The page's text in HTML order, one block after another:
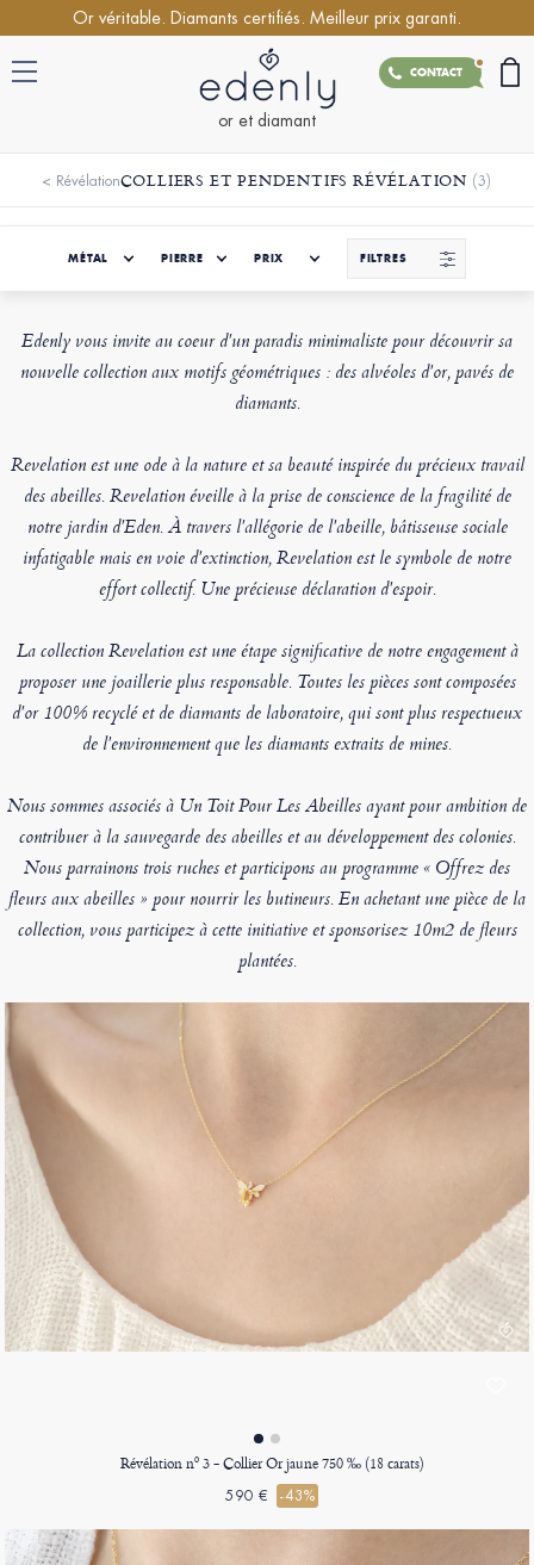
Or véritable. Diamants certifiés. Meilleur prix garanti.
CONTACT
or et diamant
< RévélationCOLLIERS ET PENDENTIFS RÉVÉLATION (3)
MÉTAL PIERRE PRIX FILTRES
Edenly vous invite au coeur d'un paradis minimaliste pour découvrir sa
nouvelle collection aux motifs géométriques : des alvéoles d'or, pavés de
diamants.
Revelation est une ode à la nature et sa beauté inspirée du précieux travail
des abeilles. Revelation éveille à la prise de conscience de la fragilité de
notre jardin d'Eden. À travers l'allégorie de l'abeille, bâtisseuse sociale
infatigable mais en voie d'extinction, Revelation est le symbole de notre
effort collectif. Une précieuse déclaration d'espoir.
La collection Revelation est une étape significative de notre engagement à
proposer une joaillerie plus responsable. Toutes les pièces sont composées
d'or 100% recyclé et de diamants de laboratoire, qui sont plus respectueux
de l'environnement que les diamants extraits de mines.
Nous sommes associés à Un Toit Pour Les Abeilles ayant pour ambition de
contribuer à la sauvegarde des abeilles et au développement des colonies.
Nous parrainons trois ruches et participons au programme « Offrez des
fleurs aux abeilles » pour nourrir les butineurs. En achetant une pièce de la
collection, vous participez à cette initiative et sponsorisez 10m2 de fleurs
plantées.
Révélation nº 3 - Collier Or jaune 750 ‰ (18 carats)
590 € -43%